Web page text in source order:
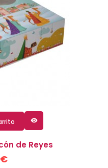

de Reyes
€